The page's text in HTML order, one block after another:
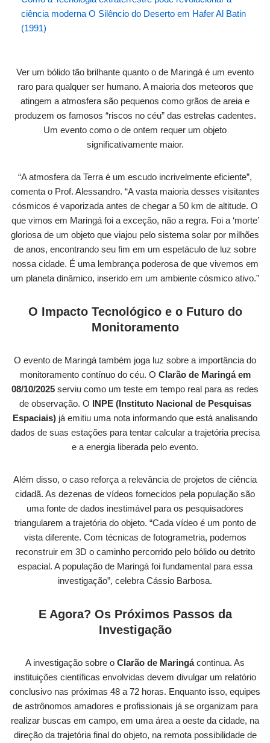
ciência moderna O Silêncio do Deserto em Hafer Al Batin
(1991)
Ver um bólido tão brilhante quanto o de Maringá é um evento
raro para qualquer ser humano. A maioria dos meteoros que
atingem a atmosfera são pequenos como grãos de areia e
produzem os famosos “riscos no céu” das estrelas cadentes.
Um evento como o de ontem requer um objeto
significativamente maior.
“A atmosfera da Terra é um escudo incrivelmente eficiente”,
comenta o Prof. Alessandro. “A vasta maioria desses visitantes
cósmicos é vaporizada antes de chegar a 50 km de altitude. O
que vimos em Maringá foi a exceção, não a regra. Foi a ‘morte’
gloriosa de um objeto que viajou pelo sistema solar por milhões
de anos, encontrando seu fim em um espetáculo de luz sobre
nossa cidade. É uma lembrança poderosa de que vivemos em
um planeta dinâmico, inserido em um ambiente cósmico ativo.”
O Impacto Tecnológico e o Futuro do
Monitoramento
O evento de Maringá também joga luz sobre a importância do
monitoramento contínuo do céu. O Clarão de Maringá em
08/10/2025 serviu como um teste em tempo real para as redes
de observação. O INPE (Instituto Nacional de Pesquisas
Espaciais) já emitiu uma nota informando que está analisando
dados de suas estações para tentar calcular a trajetória precisa
e a energia liberada pelo evento.
Além disso, o caso reforça a relevância de projetos de ciência
cidadã. As dezenas de vídeos fornecidos pela população são
uma fonte de dados inestimável para os pesquisadores
triangularem a trajetória do objeto. “Cada vídeo é um ponto de
vista diferente. Com técnicas de fotogrametria, podemos
reconstruir em 3D o caminho percorrido pelo bólido ou detrito
espacial. A população de Maringá foi fundamental para essa
investigação”, celebra Cássio Barbosa.
E Agora? Os Próximos Passos da
Investigação
A investigação sobre o Clarão de Maringácontinua. As
instituições científicas envolvidas devem divulgar um relatório
conclusivo nas próximas 48 a 72 horas. Enquanto isso, equipes
de astrônomos amadores e profissionais já se organizam para
realizar buscas em campo, em uma área a oeste da cidade, na
direção da trajetória final do objeto, na remota possibilidade de